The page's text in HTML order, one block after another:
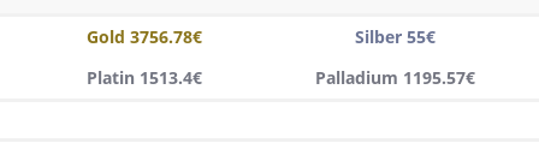
Gold 3756.78€
Silber 55€
Platin 1513.4€
Palladium 1195.57€